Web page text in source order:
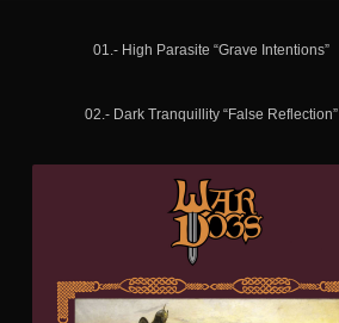
01.- High Parasite “Grave Intentions”
02.- Dark Tranquillity “False Reflection”